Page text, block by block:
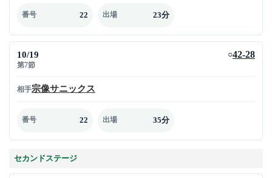
番号 22 出場 23分
10/19
第7節
○42-28
相手宗像サニックス
番号 22 出場 35分
セカンドステージ